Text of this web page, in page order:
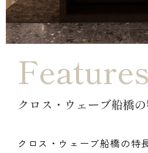
Features
クロス・ウェーブ船橋
クロス・ウェーブ船橋の特